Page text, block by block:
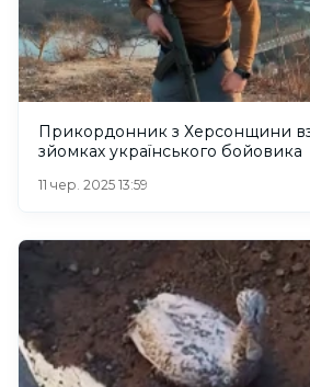
Прикордонник з Херсонщини
зйомках українського бойовика
11 чер. 2025 13:59